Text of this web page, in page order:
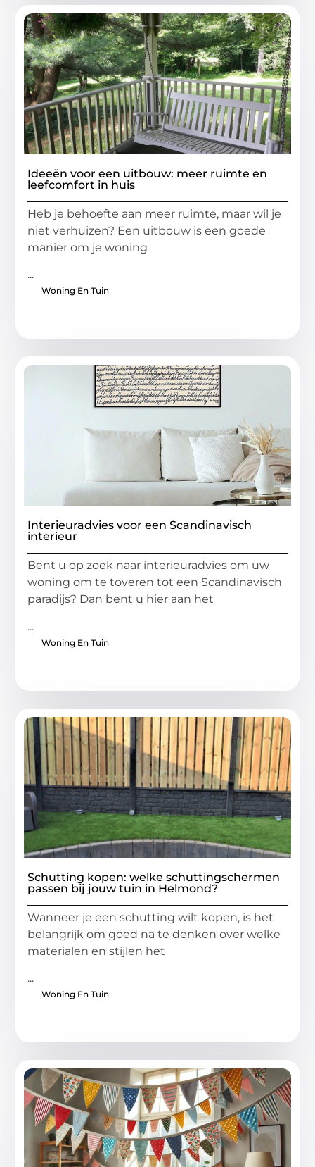
Ideeën voor een uitbouw: meer ruimte en
leefcomfort in huis
Heb je behoefte aan meer ruimte, maar wil je
niet verhuizen? Een uitbouw is een goede
manier om je woning
...
Woning En Tuin
Interieuradvies voor een Scandinavisch
interieur
Bent u op zoek naar interieuradvies om uw
woning om te toveren tot een Scandinavisch
paradijs? Dan bent u hier aan het
...
Woning En Tuin
Schutting kopen: welke schuttingschermen
passen bij jouw tuin in Helmond?
Wanneer je een schutting wilt kopen, is het
belangrijk om goed na te denken over welke
materialen en stijlen het
...
Woning En Tuin